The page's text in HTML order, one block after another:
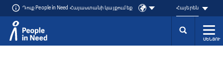
Դուք People in Need Հայաստանի կայքում եք Հայերեն
ՄԵՆՅՈՒ